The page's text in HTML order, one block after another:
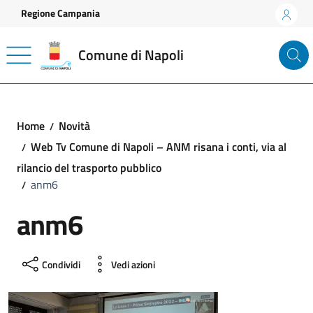
Vai ai contenuti
Vai al footer
Regione Campania
Comune di Napoli
Home
Novità
Web Tv Comune di Napoli – ANM risana i conti, via al
rilancio del trasporto pubblico
anm6
anm6
Condividi Vedi azioni